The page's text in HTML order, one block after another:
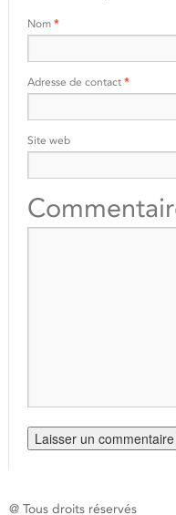
Nom *
Adresse de contact *
Site web
@ Tous droits réservés